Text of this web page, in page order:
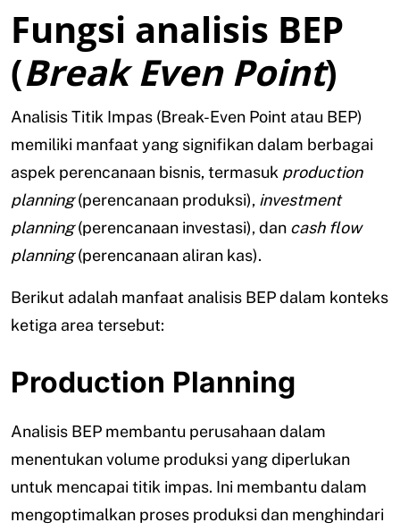
Fungsi analisis BEP
(Break Even Point)
Analisis Titik Impas (Break-Even Point atau BEP)
memiliki manfaat yang signifikan dalam berbagai
aspek perencanaan bisnis, termasuk production
planning(perencanaan produksi), investment
planning(perencanaan investasi), dan cash flow
planning(perencanaan aliran kas).
Berikut adalah manfaat analisis BEP dalam konteks
ketiga area tersebut:
Production Planning
Analisis BEP membantu perusahaan dalam
menentukan volume produksi yang diperlukan
untuk mencapai titik impas. Ini membantu dalam
mengoptimalkan proses produksi dan menghindari